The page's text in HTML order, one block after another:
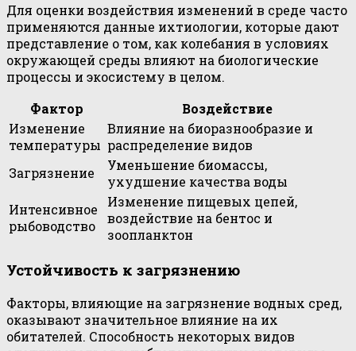
Для оценки воздействия изменений в среде часто
применяются данные ихтиологии, которые дают
представление о том, как колебания в условиях
окружающей среды влияют на биологические
процессы и экосистему в целом.
Фактор
Воздействие
Изменение
температуры
Влияние на биоразнообразие и
распределение видов
Загрязнение
Уменьшение биомассы,
ухудшение качества воды
Интенсивное
рыбоводство
Изменение пищевых цепей,
воздействие на бентос и
зоопланктон
Устойчивость к загрязнению
Факторы, влияющие на загрязнение водных сред,
оказывают значительное влияние на их
обитателей. Способность некоторых видов